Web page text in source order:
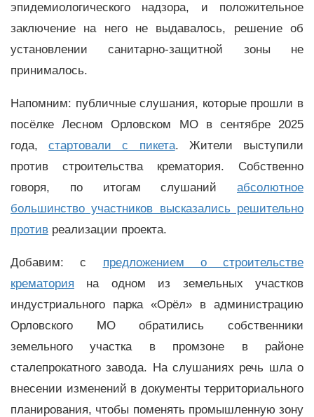
эпидемиологического надзора, и положительное
заключение на него не выдавалось, решение об
установлении санитарно-защитной зоны не
принималось.
Напомним: публичные слушания, которые прошли в
посёлке Лесном Орловском МО в сентябре 2025
года,стартовали с пикета. Жители выступили
против строительства крематория. Собственно
говоря, по итогам слушаний абсолютное
большинство участников высказались решительно
против реализации проекта.
Добавим: с предложением о строительстве
крематория на одном из земельных участков
индустриального парка «Орёл» в администрацию
Орловского МО обратились собственники
земельного участка в промзоне в районе
сталепрокатного завода. На слушаниях речь шла о
внесении изменений в документы территориального
планирования, чтобы поменять промышленную зону